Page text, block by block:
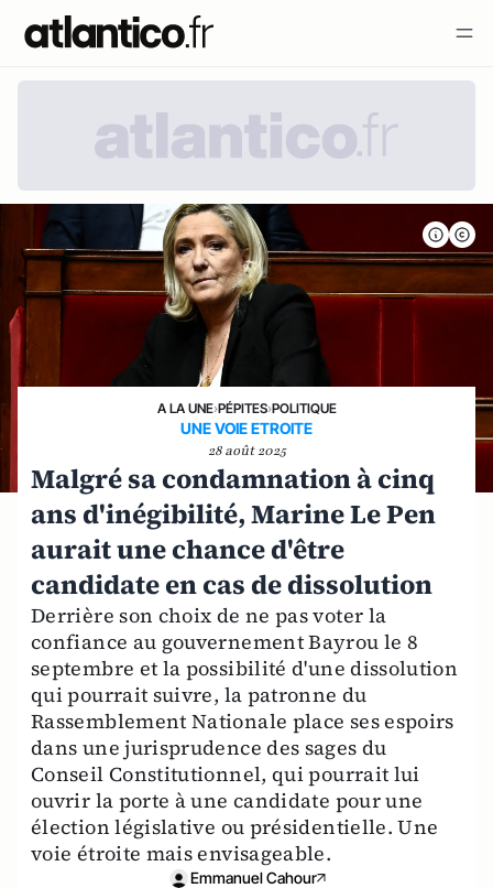
A LA UNE›PÉPITES›POLITIQUE
UNE VOIE ETROITE
28 août 2025
Malgré sa condamnation à cinq
ans d'inégibilité, Marine Le Pen
aurait une chance d'être
candidate en cas de dissolution
Derrière son choix de ne pas voter la
confiance au gouvernement Bayrou le 8
septembre et la possibilité d'une dissolution
qui pourrait suivre, la patronne du
Rassemblement Nationale place ses espoirs
dans une jurisprudence des sages du
Conseil Constitutionnel, qui pourrait lui
ouvrir la porte à une candidate pour une
élection législative ou présidentielle. Une
voie étroite mais envisageable.
Emmanuel Cahour